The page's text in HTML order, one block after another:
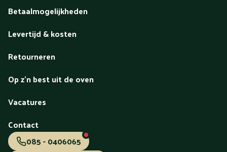
Betaalmogelijkheden
Levertijd & kosten
Retourneren
Op z'n best uit de oven
Vacatures
Contact
085 - 0406065